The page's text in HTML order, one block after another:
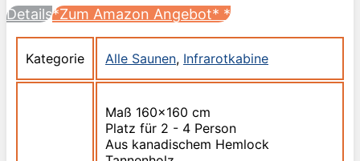
Details*Zum Amazon Angebot* *
Kategorie Alle Saunen, Infrarotkabine
Maß 160x160 cm
Platz für 2 - 4 Person
Aus kanadischem Hemlock